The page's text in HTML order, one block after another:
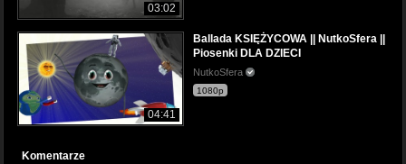
03:02
04:41
Ballada KSIĘŻYCOWA || NutkoSfera ||
Piosenki DLA DZIECI
NutkoSfera
1080p
Komentarze